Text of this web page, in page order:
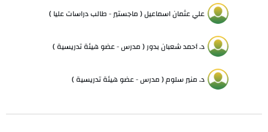
علي عثمان اسماعيل ( ماجستير - طالب دراسات عليا )
د. أحمد شعبان بدور ( مدرس - عضو هيئة تدريسية )
د. منير سلوم ( مدرس - عضو هيئة تدريسية )